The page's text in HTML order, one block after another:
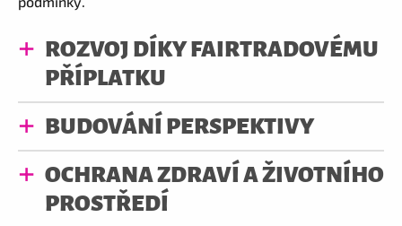
ROZVOJ DÍKY FAIRTRADOVÉMU
PŘÍPLATKU
BUDOVÁNÍ PERSPEKTIVY
OCHRANA ZDRAVÍ A ŽIVOTNÍHO
PROSTŘEDÍ